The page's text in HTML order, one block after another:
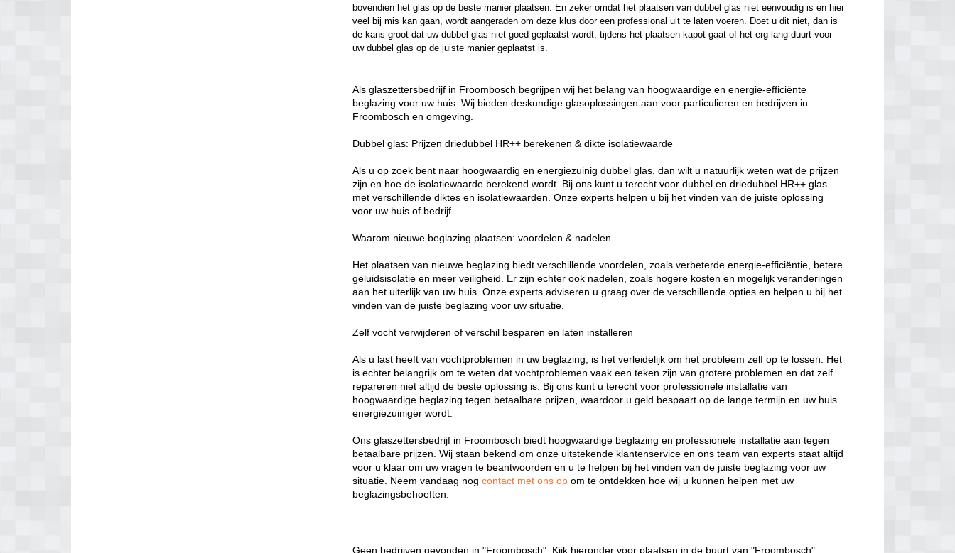
bovendien het glas op de beste manier plaatsen. En zeker omdat het plaatsen van dubbel glas niet eenvoudig is en hier
veel bij mis kan gaan, wordt aangeraden om deze klus door een professional uit te laten voeren. Doet u dit niet, dan is
de kans groot dat uw dubbel glas niet goed geplaatst wordt, tijdens het plaatsen kapot gaat of het erg lang duurt voor
uw dubbel glas op de juiste manier geplaatst is.
Als glaszettersbedrijf in Froombosch begrijpen wij het belang van hoogwaardige en energie-efficiënte
beglazing voor uw huis. Wij bieden deskundige glasoplossingen aan voor particulieren en bedrijven in
Froombosch en omgeving.
Dubbel glas: Prijzen driedubbel HR++ berekenen & dikte isolatiewaarde
Als u op zoek bent naar hoogwaardig en energiezuinig dubbel glas, dan wilt u natuurlijk weten wat de prijzen
zijn en hoe de isolatiewaarde berekend wordt. Bij ons kunt u terecht voor dubbel en driedubbel HR++ glas
met verschillende diktes en isolatiewaarden. Onze experts helpen u bij het vinden van de juiste oplossing
voor uw huis of bedrijf.
Waarom nieuwe beglazing plaatsen: voordelen & nadelen
Het plaatsen van nieuwe beglazing biedt verschillende voordelen, zoals verbeterde energie-efficiëntie, betere
geluidsisolatie en meer veiligheid. Er zijn echter ook nadelen, zoals hogere kosten en mogelijk veranderingen
aan het uiterlijk van uw huis. Onze experts adviseren u graag over de verschillende opties en helpen u bij het
vinden van de juiste beglazing voor uw situatie.
Zelf vocht verwijderen of verschil besparen en laten installeren
Als u last heeft van vochtproblemen in uw beglazing, is het verleidelijk om het probleem zelf op te lossen. Het
is echter belangrijk om te weten dat vochtproblemen vaak een teken zijn van grotere problemen en dat zelf
repareren niet altijd de beste oplossing is. Bij ons kunt u terecht voor professionele installatie van
hoogwaardige beglazing tegen betaalbare prijzen, waardoor u geld bespaart op de lange termijn en uw huis
energiezuiniger wordt.
Ons glaszettersbedrijf in Froombosch biedt hoogwaardige beglazing en professionele installatie aan tegen
betaalbare prijzen. Wij staan bekend om onze uitstekende klantenservice en ons team van experts staat altijd
voor u klaar om uw vragen te beantwoorden en u te helpen bij het vinden van de juiste beglazing voor uw
situatie. Neem vandaag nogcontact met ons opom te ontdekken hoe wij u kunnen helpen met uw
beglazingsbehoeften.
Geen bedrijven gevonden in "Froombosch". Kijk hieronder voor plaatsen in de buurt van "Froombosch".